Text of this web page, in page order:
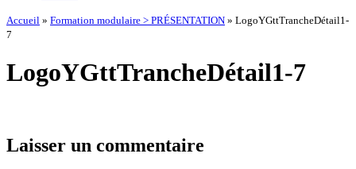
Accueil » Formation modulaire > PRÉSENTATION » LogoYGttTrancheDétail1-
7
LogoYGttTrancheDétail1-7
Laisser un commentaire